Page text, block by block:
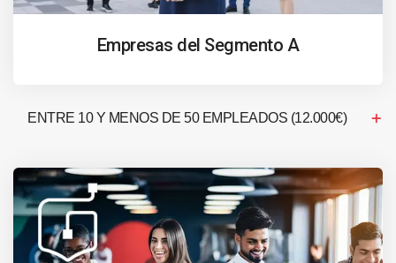
Empresas del Segmento A
ENTRE 10 Y MENOS DE 50 EMPLEADOS (12.000€)